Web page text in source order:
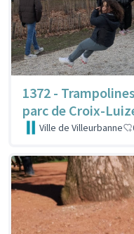
1372 -
parc de Croix-
Ville de Villeurbanne